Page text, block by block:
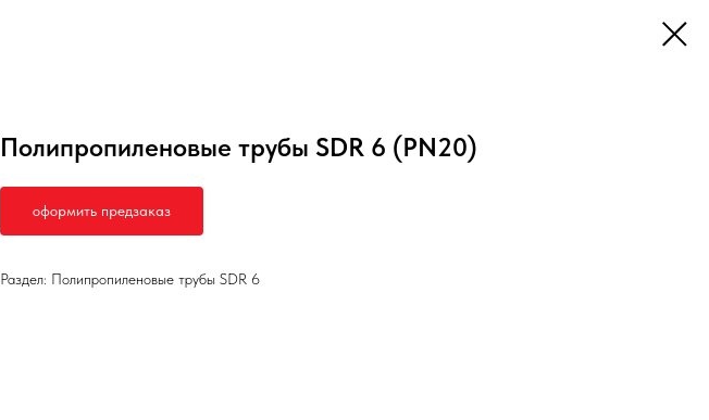
Полипропиленовые трубы SDR 6 (PN20)
оформить предзаказ
Раздел: Полипропиленовые трубы SDR 6